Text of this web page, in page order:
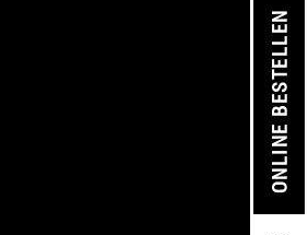
ONLINE BESTELLEN